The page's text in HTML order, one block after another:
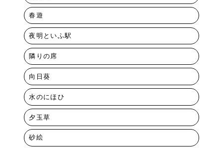
春遊
夜明といふ駅
隣りの席
向日葵
水のにほひ
夕玉草
砂絵